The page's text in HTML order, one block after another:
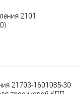
2101
21703-1601085-30